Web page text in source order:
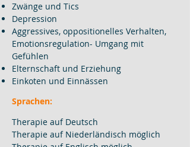
Zwänge und Tics
Depression
Aggressives, oppositionelles Verhalten,
Emotionsregulation- Umgang mit
Gefühlen
Elternschaft und Erziehung
Einkoten und Einnässen
Sprachen:
Therapie auf Deutsch
Therapie auf Niederländisch möglich